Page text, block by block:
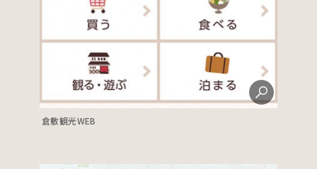
倉敷観光WEB